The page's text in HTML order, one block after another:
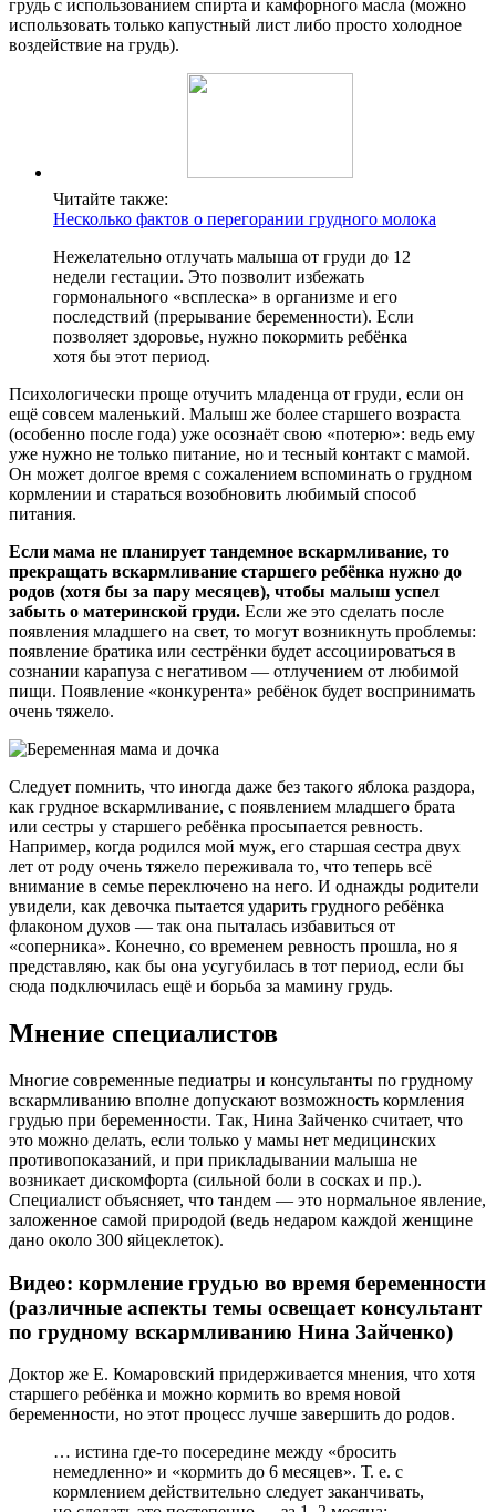
грудь с использованием спирта и камфорного масла (можно
использовать только капустный лист либо просто холодное
воздействие на грудь).
Читайте также:
Несколько фактов о перегорании грудного молока
Нежелательно отлучать малыша от груди до 12
недели гестации. Это позволит избежать
гормонального «всплеска» в организме и его
последствий (прерывание беременности). Если
позволяет здоровье, нужно покормить ребёнка
хотя бы этот период.
Психологически проще отучить младенца от груди, если он
ещё совсем маленький. Малыш же более старшего возраста
(особенно после года) уже осознаёт свою «потерю»: ведь ему
уже нужно не только питание, но и тесный контакт с мамой.
Он может долгое время с сожалением вспоминать о грудном
кормлении и стараться возобновить любимый способ
питания.
Если мама не планирует тандемное вскармливание, то
прекращать вскармливание старшего ребёнка нужно до
родов (хотя бы за пару месяцев), чтобы малыш успел
забыть о материнской груди. Если же это сделать после
появления младшего на свет, то могут возникнуть проблемы:
появление братика или сестрёнки будет ассоциироваться в
сознании карапуза с негативом — отлучением от любимой
пищи. Появление «конкурента» ребёнок будет воспринимать
очень тяжело.
Следует помнить, что иногда даже без такого яблока раздора,
как грудное вскармливание, с появлением младшего брата
или сестры у старшего ребёнка просыпается ревность.
Например, когда родился мой муж, его старшая сестра двух
лет от роду очень тяжело переживала то, что теперь всё
внимание в семье переключено на него. И однажды родители
увидели, как девочка пытается ударить грудного ребёнка
флаконом духов — так она пыталась избавиться от
«соперника». Конечно, со временем ревность прошла, но я
представляю, как бы она усугубилась в тот период, если бы
сюда подключилась ещё и борьба за мамину грудь.
Мнение специалистов
Многие современные педиатры и консультанты по грудному
вскармливанию вполне допускают возможность кормления
грудью при беременности. Так, Нина Зайченко считает, что
это можно делать, если только у мамы нет медицинских
противопоказаний, и при прикладывании малыша не
возникает дискомфорта (сильной боли в сосках и пр.).
Специалист объясняет, что тандем — это нормальное явление,
заложенное самой природой (ведь недаром каждой женщине
дано около 300 яйцеклеток).
Видео: кормление грудью во время беременности
(различные аспекты темы освещает консультант
по грудному вскармливанию Нина Зайченко)
Доктор же Е. Комаровский придерживается мнения, что хотя
старшего ребёнка и можно кормить во время новой
беременности, но этот процесс лучше завершить до родов.
… истина где-то посередине между «бросить
немедленно» и «кормить до 6 месяцев». Т. е. с
кормлением действительно следует заканчивать,